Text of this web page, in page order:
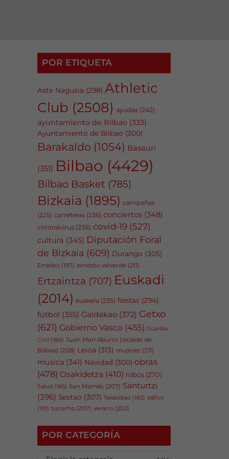
POR ETIQUETA
Aste Nagusia (298) Athletic
Club (2508) ayudas (242)
ayuntamiento de Bilbao (333)
Ayuntamiento de Bilbao (300)
Barakaldo (1054) Basauri
(351) Bilbao (4429)
Bilbao Basket (785)
Bizkaia (1895) campañas
(225) carreteras (236) conciertos (348)
coronavirus (238) covid-19 (527)
cultura (345) Diputación Foral
de Bizkaia (609) Durango (305)
Empleo (197) ernesto valverde (211)
Ertzaintza (707) Euskadi
(2014) euskera (235) fiestas (294)
fútbol (355) Galdakao (372) Getxo
(621) Gobierno Vasco (455) Guardia
Civil (180) Juan Mari Aburto (alcalde de
Bilbao) (208) Leioa (313) mujeres (211)
musica (341) Navidad (300) obras
(478) Osakidetza (410) robos (270)
Salud (185) San Mamés (207) Santurtzi
(396) Sestao (307) Telebilbao (182) tráfico
(191) turismo (207) verano (202)
POR CATEGORÍA